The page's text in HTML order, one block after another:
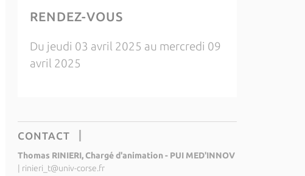
RENDEZ-VOUS
Du jeudi 03 avril 2025 au mercredi 09
avril 2025
CONTACT
Thomas RINIERI, Chargé d'animation - PUI MED'INNOV
rinieri_t@univ-corse.fr